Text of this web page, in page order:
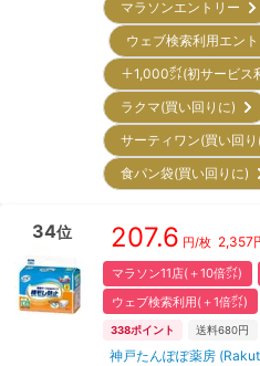
マラソンエントリー
ウェブ検索利用エン
＋1,000㌽(初サービ
ラクマ(買い回りに)
サーティワン(買い回
食パン袋(買い回りに)
34位 207.6 円/枚 2,357
マラソン11店(＋10倍㌽)
ウェブ検索利用(＋1倍㌽)
338ポイント 送料680円
神戸たんぽぽ薬房